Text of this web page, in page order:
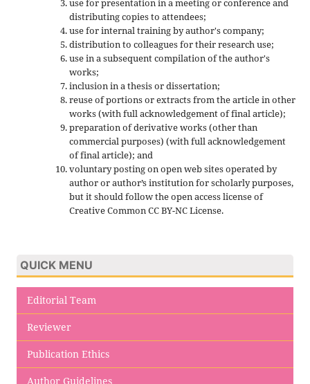
use for presentation in a meeting or conference and
distributing copies to attendees;
use for internal training by author's company;
distribution to colleagues for their research use;
use in a subsequent compilation of the author's
works;
inclusion in a thesis or dissertation;
reuse of portions or extracts from the article in other
works (with full acknowledgement of final article);
preparation of derivative works (other than
commercial purposes) (with full acknowledgement
of final article); and
voluntary posting on open web sites operated by
author or author’s institution for scholarly purposes,
but it should follow the open access license of
Creative Common CC BY-NC License.
QUICK MENU
Editorial Team
Reviewer
Publication Ethics
Author Guidelines